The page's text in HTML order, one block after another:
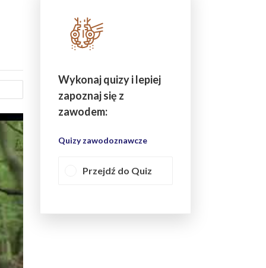
Wykonaj quizy i lepiej
zapoznaj się z
zawodem:
Quizy zawodoznawcze
Przejdź do Quiz